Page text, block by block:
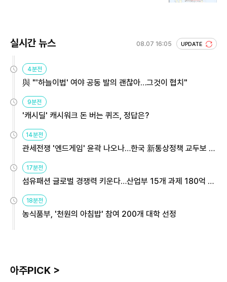
실시간 뉴스 08.07 16:05 UPDATE
4분전
與 "'하늘이법' 여야 공동 발의 괜찮아…그것이 협치"
9분전
'캐시딜' 캐시워크 돈 버는 퀴즈, 정답은?
14분전
관세전쟁 '엔드게임' 윤곽 나오나…한국 新통상정책 교두보 활
용해야
17분전
섬유패션 글로벌 경쟁력 키운다…산업부 15개 과제 180억 지
원
18분전
농식품부, '천원의 아침밥' 참여 200개 대학 선정
아주PICK >